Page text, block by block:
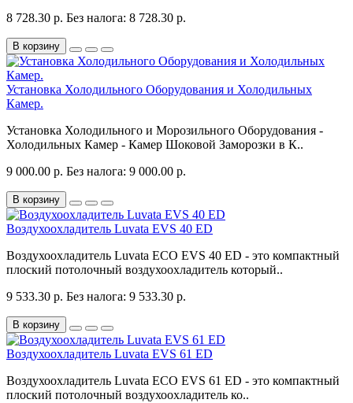
8 728.30 р. Без налога: 8 728.30 р.
В корзину
Установка Холодильного Оборудования и Холодильных
Камер.
Установка Холодильного и Морозильного Оборудования -
Холодильных Камер - Камер Шоковой Заморозки в К..
9 000.00 р. Без налога: 9 000.00 р.
В корзину
Воздухоохладитель Luvata EVS 40 ED
Воздухоохладитель Luvata ECO EVS 40 ED - это компактный
плоский потолочный воздухоохладитель который..
9 533.30 р. Без налога: 9 533.30 р.
В корзину
Воздухоохладитель Luvata EVS 61 ED
Воздухоохладитель Luvata ECO EVS 61 ED - это компактный
плоский потолочный воздухоохладитель ко..